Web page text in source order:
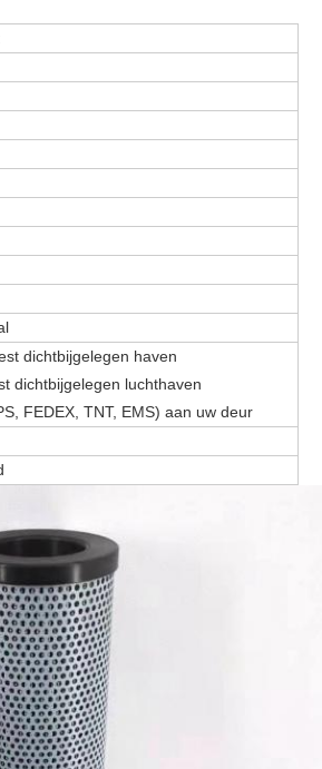
dichtbijgelegen haven
dichtbijgelegen luchthaven
FEDEX, TNT, EMS) aan uw deur